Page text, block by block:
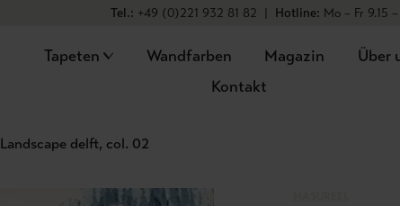
Tel.: +49 (0)221 932 81 82 | Hotline: Mo – Fr 9.15
Tapeten Wandfarben Magazin
Über
Kontakt
Landscape delft, col. 02